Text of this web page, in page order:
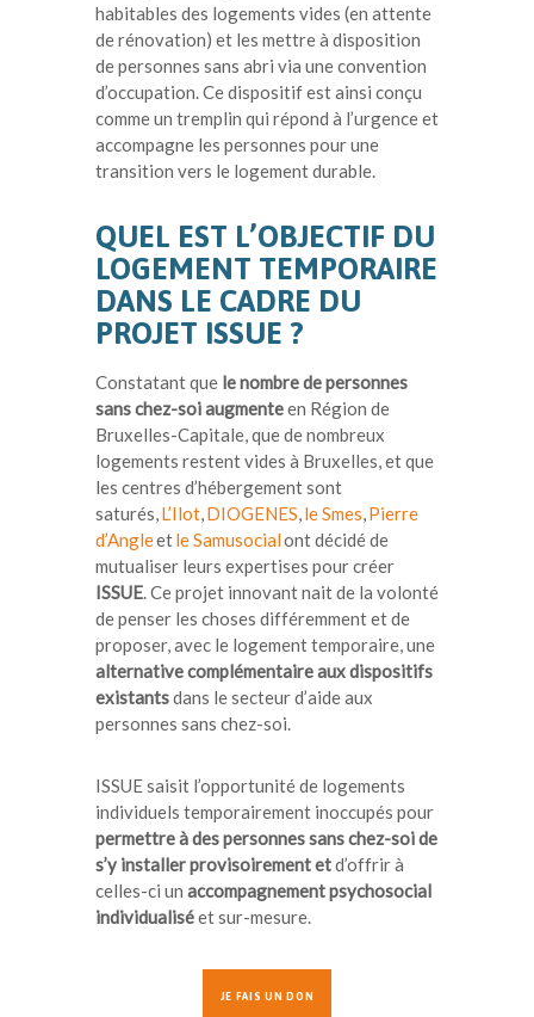
habitables des logements vides (en attente
de rénovation) et les mettre à disposition
de personnes sans abri via une convention
d’occupation.Ce dispositif est ainsi conçu
comme un tremplin qui répond à l’urgence et
accompagne les personnes pour une
transition vers le logement durable.
QUEL EST L’OBJECTIF DU
LOGEMENT TEMPORAIRE
DANS LE CADRE DU
PROJET ISSUE ?
Constatant que le nombre de personnes
sans chez-soi augmenteen Région de
Bruxelles-Capitale, que de nombreux
logements restent vides à Bruxelles, et que
les centres d’hébergement sont
saturés,L’Ilot,DIOGENES,le Smes,Pierre
d’Angleetle Samusocialont décidé de
mutualiser leurs expertises pour créer
ISSUE. Ce projet innovant nait de la volonté
de penser les choses différemment et de
proposer, avec le logement temporaire, une
alternative complémentaire aux dispositifs
existantsdans le secteur d’aide aux
personnes sans chez-soi.
ISSUE saisit l’opportunité de logements
individuels temporairement inoccupés pour
permettre à des personnes sans chez-soi de
s’y installer provisoirement etd’offrir à
celles-ci un accompagnement psychosocial
individualiséet sur-mesure.
JE FAIS UN DON